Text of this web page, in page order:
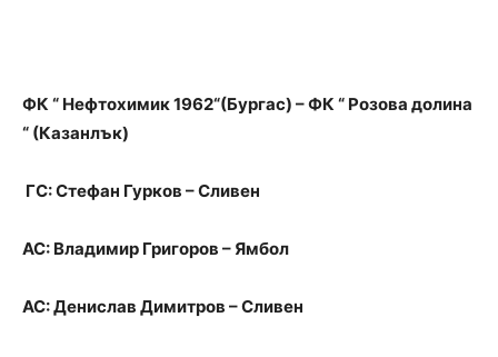
ФК “ Нефтохимик 1962“(Бургас) – ФК “ Розова долина
“ (Казанлък)
ГС: Стефан Гурков – Сливен
АС: Владимир Григоров – Ямбол
АС: Денислав Димитров – Сливен